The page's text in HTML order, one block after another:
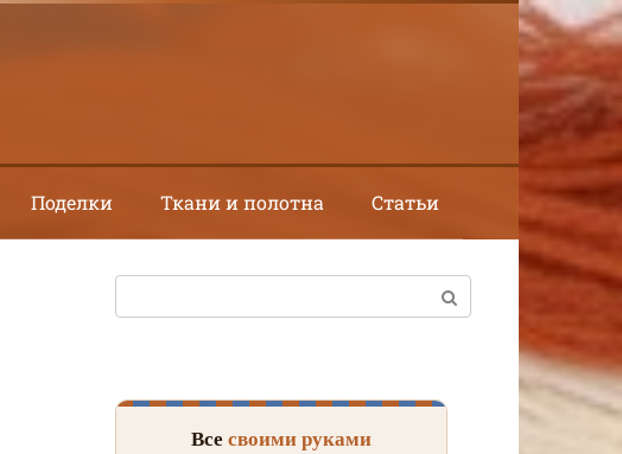
Поделки Ткани и полотна Статьи
Все своими руками